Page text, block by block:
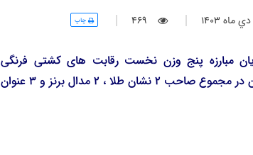
1403
469 چاپ
مبارزه پنج وزن نخست رقابت های کشتی فرنگی
بزرگسالان قهرمانی کشور در شیراز ، نمایندگان استان خوزستان در مجموع صاحب 2 نشان طلا ، 2 مدال برنز و 3 عنوان